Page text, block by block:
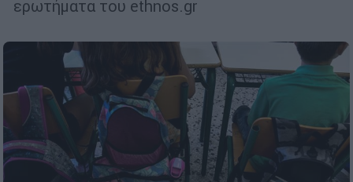
ερωτήματα του ethnos.gr